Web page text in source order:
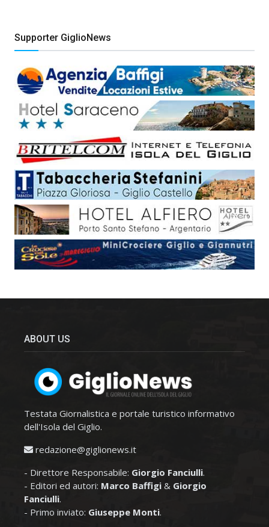
Supporter GiglioNews
ABOUT US
Testata Giornalistica e portale turistico informativo
dell'Isola del Giglio.
redazione@giglionews.it
- Direttore Responsabile: Giorgio Fanciulli.
- Editori ed autori: Marco Baffigi & Giorgio
Fanciulli.
- Primo inviato: Giuseppe Monti.